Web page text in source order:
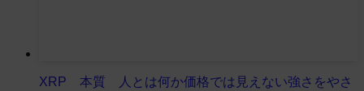
XRP 本質 人とは何か価格では見えない強さをやさ